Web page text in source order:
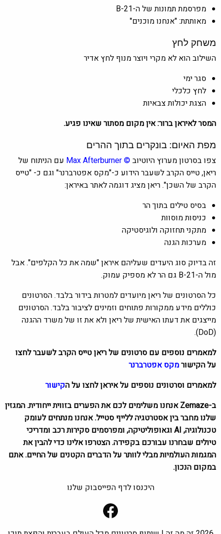
מפרסמת תמונות של ה-B-21
מאותתת: "אנחנו מוכנים"
משחק לחץ
השילוב הוא לא מקרי ויוצר מנוף לחץ אדיר
סגר ימי
לחץ כלכלי
הצגת יכולות צבאיות
המסר לאיראן ברור: אין מקום מסתור שאינו פגיע.
מפת האיום: בונקרים בתוך ההרים
צפו בסרטון מערוץ היוטיוב©
Max Afterburnerעם הניתוח של
ריאן, טייס הקרב לשעבר הידוע כ-"מקס אפטרברנר" וגם כ- "טייס
הקרב של השכן". ריאן מציג דוגמה לאתר באיראן:
בסיס טילים בתוך הר
כניסות מוסוות
מתקני תחזוקה ולוגיסטיקה
מערכות הגנה
זה בדיוק סוג היעדים שעליהם איראן "שמה את כל הקלפים". אבל
מול ה-B-21 גם הר לא מספיק עמוק.
כל הסרטונים של ריאן מיועדים למטרות בידור בלבד. הסרטונים
כוללים מידע ממקורות פתוחים וזמינים לציבור בלבד. הסרטונים
מייצגים את דעתו האישית של ריאן ולא את זו של משרד ההגנה
למאמרים נוספים עם סרטונים של ריאן טייס הקרב לשעבר לחצו
על הקישורמקס אפטרברנר
למאמרים וסרטונים נוספים על איראן לחצו על הקישור
ב-Zemaze אנחנו משלימים לכם את הפערים בזווית ייחודית. המגזין
שלנו מחבר בין אסטרטגיה ללייף סטייל. אנחנו מנתחים לעומק
טכנולוגיה, AI וגאופוליטיקה, ומפרסמים סקירות רכב ומדריכי
טיולים שבחרנו עבורכם בקפידה. הצטרפו אלינו כדי להבין את
המגמות העולמיות מבלי לוותר על הדברים הקטנים של החיים. אתם
במקום הנכון.
היכנסו לדף הפייסבוק שלנו
Facebook